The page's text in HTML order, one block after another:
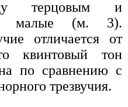
терцовым и
малые (м. 3).
отличается от
квинтовый тон
по сравнению с
трезвучия.